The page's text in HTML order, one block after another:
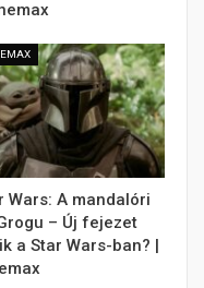
Wars: A mandalóri
– Új fejezet
a Star Wars-ban? |